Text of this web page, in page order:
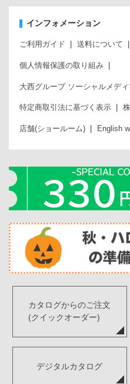
インフォメーション
ご利用ガイド 送料について
個人情報保護の取り組み
大西グループ ソーシャルメデ
特定商取引法に基づく表示
店舗(ショールーム) English
カタログからのご注文
(クイックオーダー)
デジタルカタログ